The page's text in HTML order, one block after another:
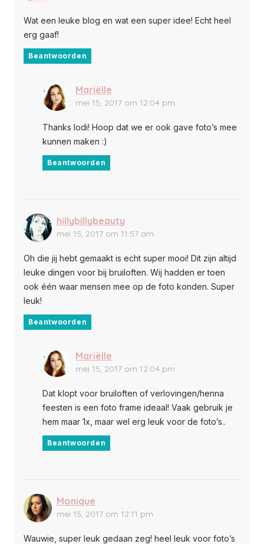
Wat een leuke blog en wat een super idee! Echt heel
erg gaaf!
Beantwoorden
Mariëlle
mei 15, 2017 om 12:04 pm
Thanks lodi! Hoop dat we er ook gave foto’s mee
kunnen maken :)
Beantwoorden
hillybillybeauty
mei 15, 2017 om 11:57 am
Oh die jij hebt gemaakt is echt super mooi! Dit zijn altijd
leuke dingen voor bij bruiloften. Wij hadden er toen
ook één waar mensen mee op de foto konden. Super
leuk!
Beantwoorden
Mariëlle
mei 15, 2017 om 12:04 pm
Dat klopt voor bruiloften of verlovingen/henna
feesten is een foto frame ideaal! Vaak gebruik je
hem maar 1x, maar wel erg leuk voor de foto’s..
Beantwoorden
Monique
mei 15, 2017 om 12:11 pm
Wauwie, super leuk gedaan zeg! heel leuk voor foto’s